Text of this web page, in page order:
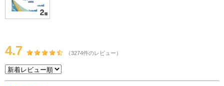
4.7 （3274件のレビュー）